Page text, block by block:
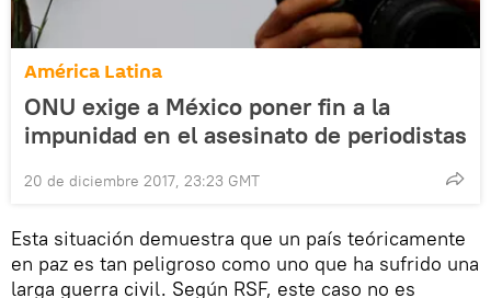
América Latina
ONU exige a México poner fin a la
impunidad en el asesinato de periodistas
20 de diciembre 2017, 23:23 GMT
Esta situación demuestra que un país teóricamente
en paz es tan peligroso como uno que ha sufrido una
larga guerra civil. Según RSF, este caso no es